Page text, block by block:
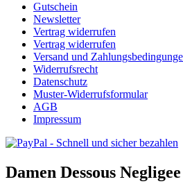
Gutschein
Newsletter
Vertrag widerrufen
Vertrag widerrufen
Versand und
Widerrufsrecht
Datenschutz
Muster-Widerrufsformular
AGB
Impressum
Damen Dessous